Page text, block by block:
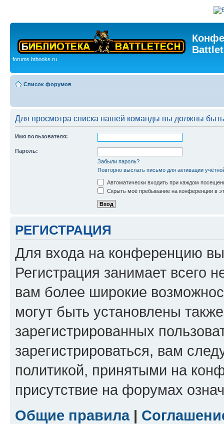
forums.btbooks.ru
Список форумов
Для просмотра списка нашей команды вы должны
Имя пользователя:
Пароль:
Забыли пароль?
Повторно выслать письмо для активации
Автоматически входить при каждом
Скрыть моё пребывание на конференции в
РЕГИСТРАЦИЯ
Для входа на конференцию
Регистрация занимает всего
вам более широкие
могут быть установлены
зарегистрированных
зарегистрироваться, вам
политикой, принятыми на
присутствие на форумах
Общие правила|